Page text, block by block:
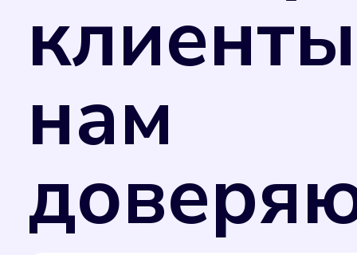
счетчика. Поэтому рекомендуем вам не
клиенты
нам